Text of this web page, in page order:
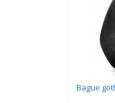
Bague